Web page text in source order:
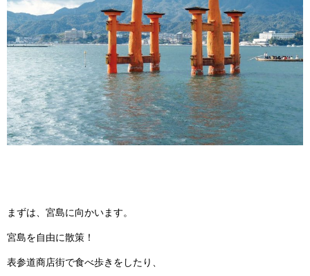
まずは、宮島に向かいます。
宮島を自由に散策！
表参道商店街で食べ歩きをしたり、